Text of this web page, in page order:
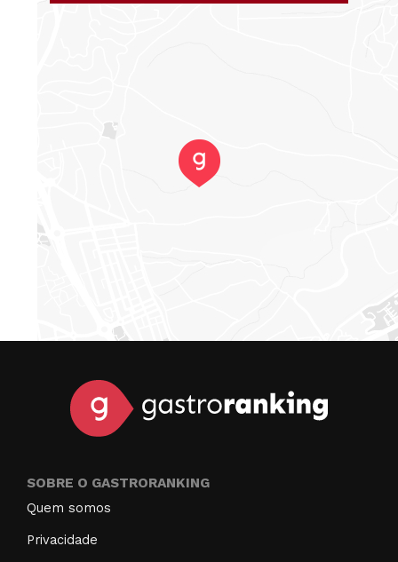
SOBRE O GASTRORANKING
Quem somos
Privacidade